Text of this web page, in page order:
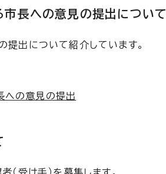
長への意見の提出について
出について紹介しています。
への意見の提出